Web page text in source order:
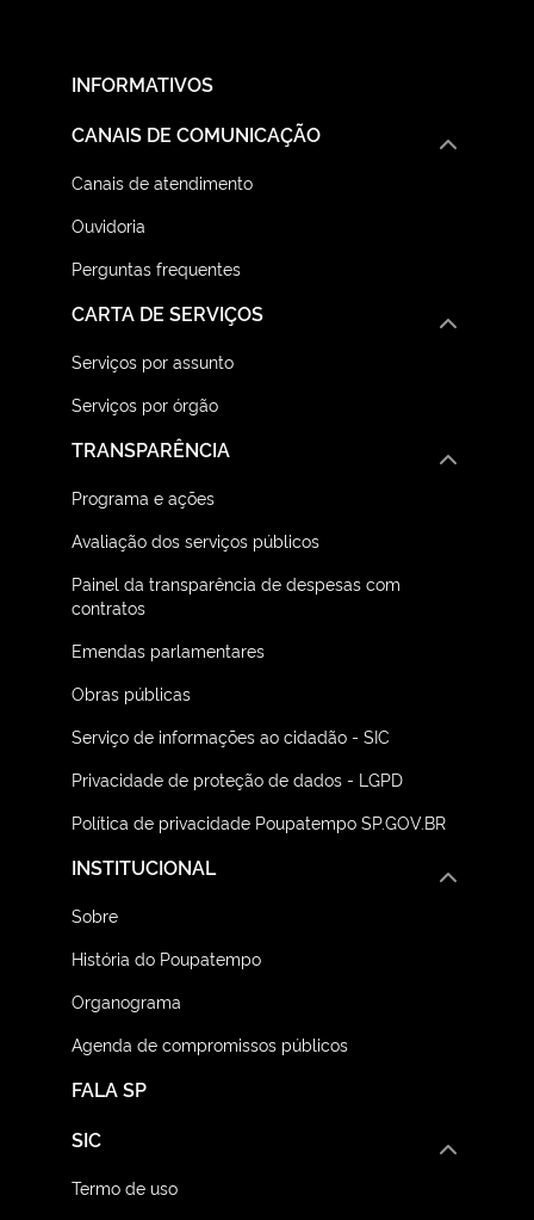
INFORMATIVOS
CANAIS DE COMUNICAÇÃO
Canais de atendimento
Ouvidoria
Perguntas frequentes
CARTA DE SERVIÇOS
Serviços por assunto
Serviços por órgão
TRANSPARÊNCIA
Programa e ações
Avaliação dos serviços públicos
Painel da transparência de despesas com
contratos
Emendas parlamentares
Obras públicas
Serviço de informações ao cidadão - SIC
Privacidade de proteção de dados - LGPD
Política de privacidade Poupatempo SP.GOV.BR
FALA SP
INSTITUCIONAL
Sobre
História do Poupatempo
Organograma
Agenda de compromissos públicos
SIC
Termo de uso